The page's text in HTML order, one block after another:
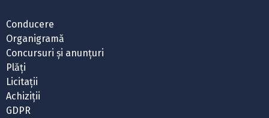
Conducere
Organigramă
Concursuri și anunțuri
Plăți
Licitații
Achiziții
GDPR